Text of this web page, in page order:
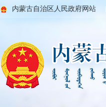
内蒙古自治区人民政府网站